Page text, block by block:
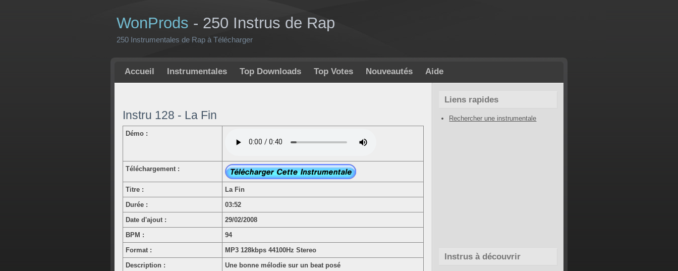
WonProds - 250 Instrus de Rap
250 Instrumentales de Rap à Télécharger
Accueil Instrumentales Top Downloads Top Votes Nouveautés Aide
Instru 128 - La Fin
Démo :
Téléchargement :
Titre :
La Fin
Durée :
03:52
Date d'ajout :
29/02/2008
BPM :
94
Format :
MP3 128kbps 44100Hz Stereo
Description :
Une bonne mélodie sur un beat posé
Liens rapides
Rechercher une instrumentale
Instrus à découvrir